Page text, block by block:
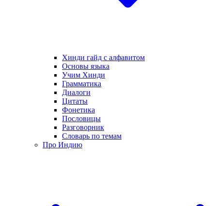
Хинди гайд с алфавитом
Основы языка
Учим Хинди
Грамматика
Диалоги
Цитаты
Фонетика
Пословицы
Разговорник
Словарь по темам
Про Индию